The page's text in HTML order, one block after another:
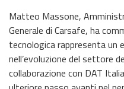
Matteo Massone,
Generale di Carsafe, ha
tecnologica rappresenta un
nell’evoluzione del settore
collaborazione con DAT